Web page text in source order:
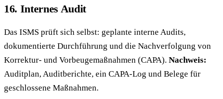
16. Internes Audit
Das ISMS prüft sich selbst: geplante interne Audits,
dokumentierte Durchführung und die Nachverfolgung von
Korrektur- und Vorbeugemaßnahmen (CAPA). Nachweis:
Auditplan, Auditberichte, ein CAPA-Log und Belege für
geschlossene Maßnahmen.